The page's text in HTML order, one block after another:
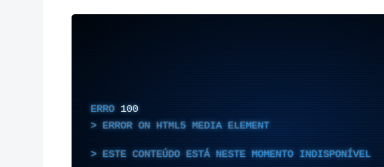
ERRO 100
ERROR ON HTML5 MEDIA ELEMENT
ESTE CONTEÚDO ESTÁ NESTE MOMENTO INDISPONÍVEL